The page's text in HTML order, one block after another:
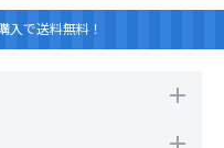
入で送料無料！